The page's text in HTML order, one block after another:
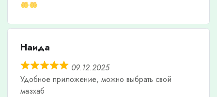
Наида
09.12.2025
Удобное приложение, можно выбрать свой
мазхаб